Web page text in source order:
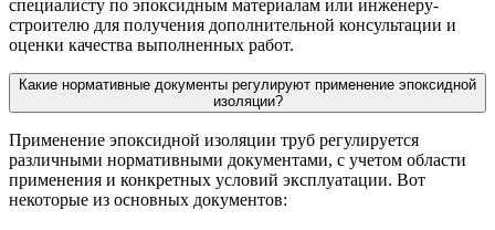
специалисту по эпоксидным материалам или инженеру-
строителю для получения дополнительной консультации и
оценки качества выполненных работ.
Какие нормативные документы регулируют применение эпоксидной
изоляции?
Применение эпоксидной изоляции труб регулируется
различными нормативными документами, с учетом области
применения и конкретных условий эксплуатации. Вот
некоторые из основных документов: